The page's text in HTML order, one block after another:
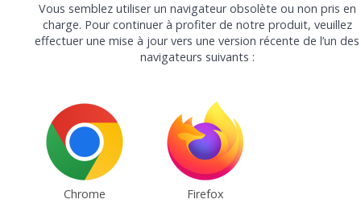
Vous semblez utiliser un navigateur obsolète ou non pris en
charge. Pour continuer à profiter de notre produit, veuillez
effectuer une mise à jour vers une version récente de l’un des
navigateurs suivants :
Chrome Firefox